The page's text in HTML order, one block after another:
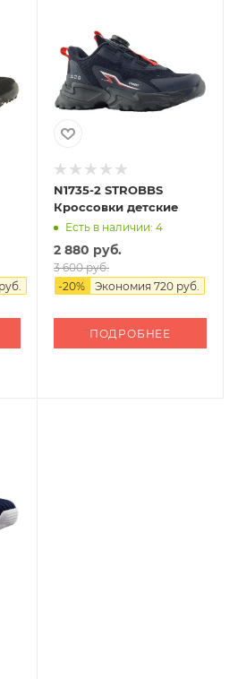
N1735-2 STROBBS
Кроссовки детские
Есть в наличии: 4
2 880 руб.
3 600 руб.
-20% Экономия 720 руб.
ПОДРОБНЕЕ